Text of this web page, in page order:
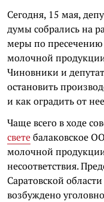
Сегодня, 15 мая,
думы собрались на
меры по
молочной
Чиновники и
остановить
и как оградить от
Чаще всего в ходе
светебалаковское
молочной
несоответствия.
Саратовской
возбуждено